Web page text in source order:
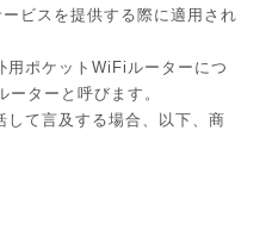
ビスを提供する際に適用され
用ポケットWiFiルーターにつ
ターと呼びます。
して言及する場合、以下、商